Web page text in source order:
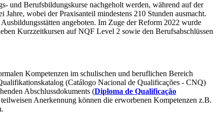
und Berufsbildungskurse nachgeholt werden, während auf der
wobei der Praxisanteil mindestens 210 Stunden ausmacht.
angeboten. Im Zuge der Reform 2022 wurde
Kurzzeitkursen auf NQF Level 2 sowie den Berufsabschlüssen
Kompetenzen im schulischen und beruflichen Bereich
(Catálogo Nacional de Qualificações - CNQ)
Abschlussdokuments (Diploma de Qualificação
Anerkennung können die erworbenen Kompetenzen z.B.